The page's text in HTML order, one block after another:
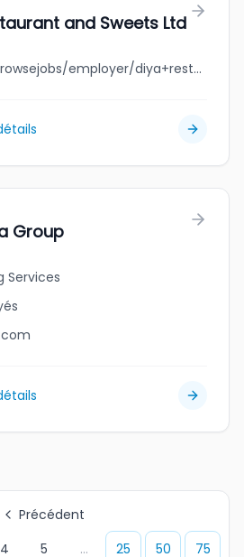
and Sweets Ltd
jobbank.gc.ca/browsejobs/employer/diya+restaurant+and+sweets+ltd/ca
Group
Services
Précédent
4 5 ... 25 50
75